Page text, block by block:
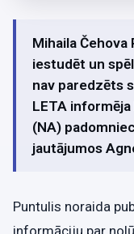
Mihaila
iestudēt un
nav paredzēts
LETA
(NA)
jautājumos
Puntulis noraida
informāciju par